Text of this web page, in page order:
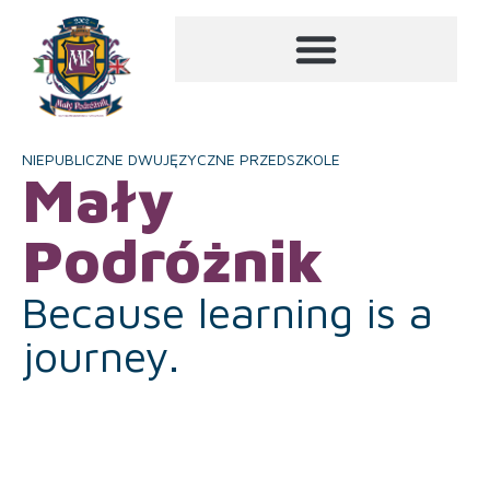
NIEPUBLICZNE DWUJĘZYCZNE PRZEDSZKOLE
Mały
Podróżnik
Because learning is a
journey.